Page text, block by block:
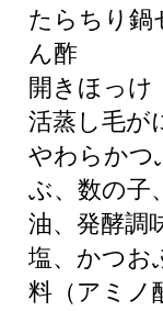
たらちり鍋
ん酢
開きほっけ
活蒸し毛が
やわらかつ
ぶ、数の子
油、発酵調
塩、かつお
料（アミノ